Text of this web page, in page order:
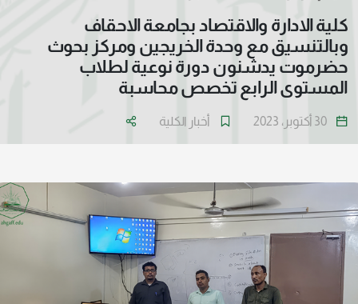
كلية الادارة والاقتصاد بجامعة الاحقاف
وبالتنسيق مع وحدة الخريجين ومركز بحوث
حضرموت يدشنون دورة نوعية لطلاب
المستوى الرابع تخصص محاسبة
30 أكتوبر، 2023 أخبار الكلية